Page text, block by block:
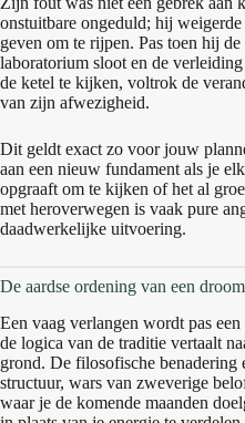
onstuitbare ongeduld; hij
geven om te rijpen. Pas toen hij
laboratorium sloot en de
de ketel te kijken, voltrok de
van zijn afwezigheid.
Dit geldt exact zo voor jouw
aan een nieuw fundament als je
opgraaft om te kijken of het al
met heroverwegen is vaak pure
daadwerkelijke uitvoering.
De aardse ordening van een droom
Een vaag verlangen wordt pas
de logica van de traditie vertaalt
grond. De filosofische benadering
structuur, wars van zweverige
waar je de komende maanden